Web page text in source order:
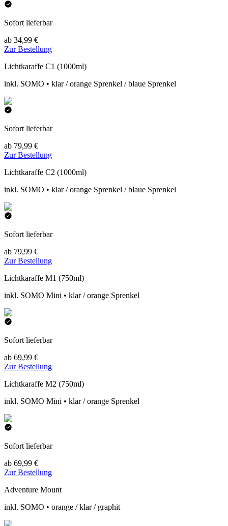
Sofort lieferbar
ab 34,99 €
Zur Bestellung
Lichtkaraffe C1 (1000ml)
inkl. SOMO • klar / orange Sprenkel / blaue Sprenkel
Sofort lieferbar
ab 79,99 €
Zur Bestellung
Lichtkaraffe C2 (1000ml)
inkl. SOMO • klar / orange Sprenkel / blaue Sprenkel
Sofort lieferbar
ab 79,99 €
Zur Bestellung
Lichtkaraffe M1 (750ml)
inkl. SOMO Mini • klar / orange Sprenkel
Sofort lieferbar
ab 69,99 €
Zur Bestellung
Lichtkaraffe M2 (750ml)
inkl. SOMO Mini • klar / orange Sprenkel
Sofort lieferbar
ab 69,99 €
Zur Bestellung
Adventure Mount
inkl. SOMO • orange / klar / graphit